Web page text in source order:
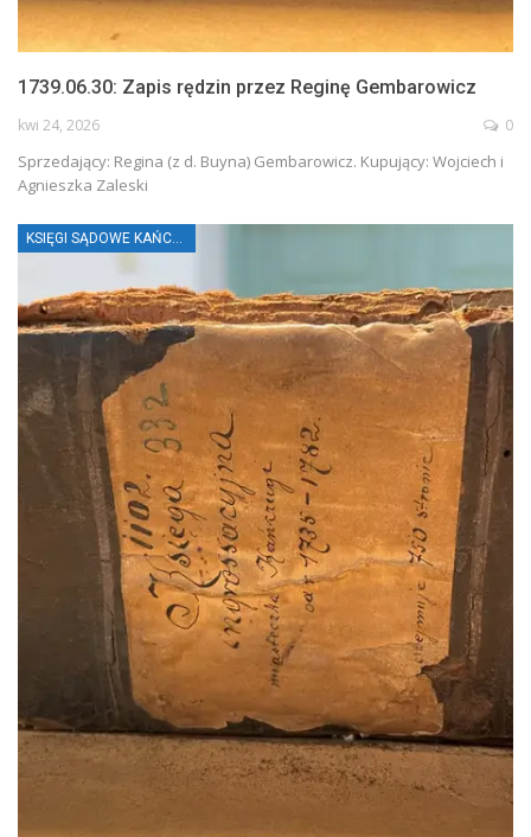
1739.06.30: Zapis rędzin przez Reginę Gembarowicz
kwi 24, 2026 0
Sprzedający: Regina (z d. Buyna) Gembarowicz. Kupujący: Wojciech i
Agnieszka Zaleski
KSIĘGI SĄDOWE KAŃCZUGI